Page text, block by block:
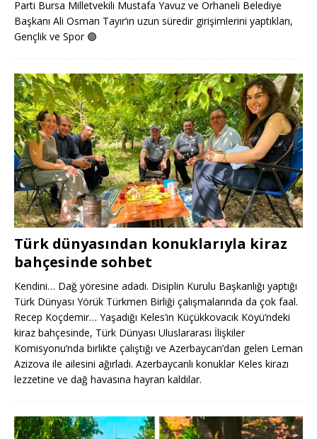
Parti Bursa Milletvekili Mustafa Yavuz ve Orhaneli Belediye
Başkanı Ali Osman Tayır’ın uzun süredir girişimlerini yaptıkları,
Gençlik ve Spor 🟢
Türk dünyasından konuklarıyla kiraz
bahçesinde sohbet
Kendini… Dağ yöresine adadı. Disiplin Kurulu Başkanlığı yaptığı
Türk Dünyası Yörük Türkmen Birliği çalışmalarında da çok faal.
Recep Koçdemir… Yaşadığı Keles’in Küçükkovacık Köyü’ndeki
kiraz bahçesinde, Türk Dünyası Uluslararası İlişkiler
Komisyonu’nda birlikte çalıştığı ve Azerbaycan’dan gelen Leman
Azizova ile ailesini ağırladı. Azerbaycanlı konuklar Keles kirazı
lezzetine ve dağ havasına hayran kaldılar.